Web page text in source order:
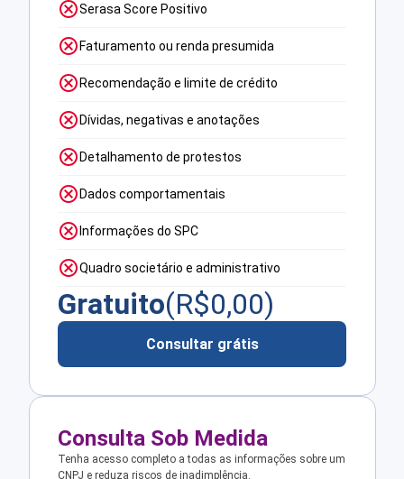
Serasa Score Positivo
Faturamento ou renda presumida
Recomendação e limite de crédito
Dívidas, negativas e anotações
Detalhamento de protestos
Dados comportamentais
Informações do SPC
Quadro societário e administrativo
Gratuito(R$0,00)
Consultar grátis
Consulta Sob Medida
Tenha acesso completo a todas as informações sobre um
CNPJ e reduza riscos de inadimplência.